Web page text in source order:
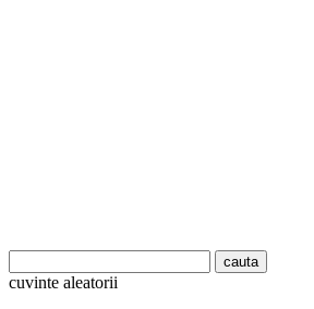
cuvinte aleatorii